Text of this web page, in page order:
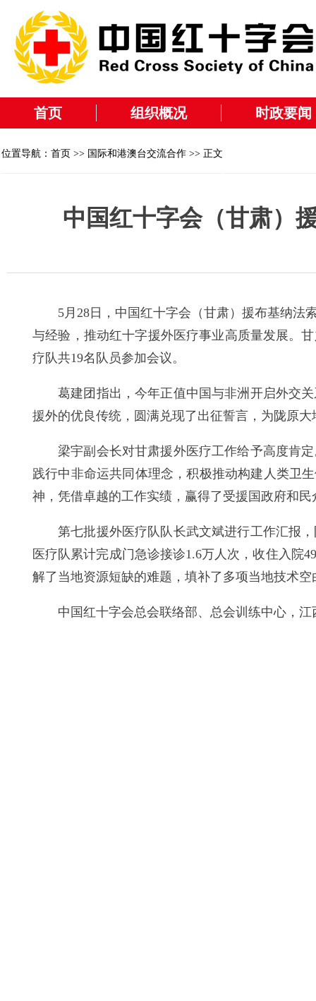
首页 组织概况 时政要闻
位置导航： 首页 >> 国际和港澳台交流合作 >> 正文
中国红十字会（甘肃）
5月28日，中国红十字会（甘肃）援布基纳法
与经验，推动红十字援外医疗事业高质量发展。
疗队共19名队员参加会议。
葛建团指出，今年正值中国与非洲开启外交
援外的优良传统，圆满兑现了出征誓言，为陇原
梁宇副会长对甘肃援外医疗工作给予高度肯
践行中非命运共同体理念，积极推动构建人类卫
神，凭借卓越的工作实绩，赢得了受援国政府和
第七批援外医疗队队长武文斌进行工作汇报
医疗队累计完成门急诊接诊1.6万人次，收住入院
解了当地资源短缺的难题，填补了多项当地技术空
中国红十字会总会联络部、总会训练中心，